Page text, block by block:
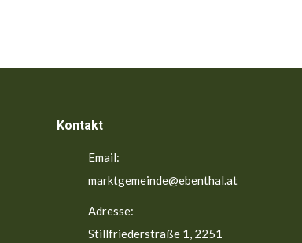
Kontakt
Email:
marktgemeinde@ebenthal.at
Adresse:
Stillfriederstraße 1, 2251